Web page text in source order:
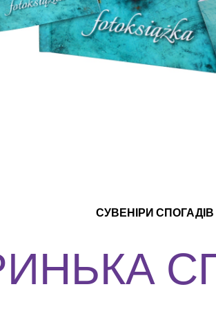
СУВЕНІРИ СПОГАДІВ